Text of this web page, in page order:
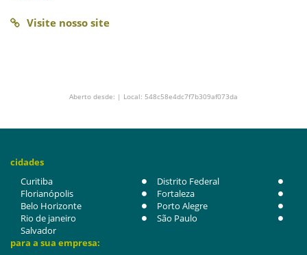
Visite nosso site
Aberto desde: | Local: 548c58e4dc7f7b309af073da
cidades
Curitiba
Distrito Federal
Florianópolis
Fortaleza
Belo Horizonte
Porto Alegre
Rio de janeiro
São Paulo
Salvador
para a sua empresa: